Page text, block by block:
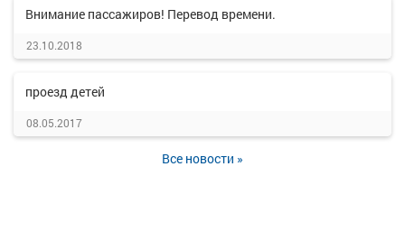
Внимание пассажиров! Перевод времени.
23.10.2018
проезд детей
08.05.2017
Все новости »